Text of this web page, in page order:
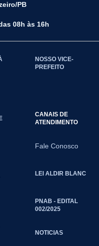
PB
08h às 16h
NOSSO VICE-
PREFEITO
CANAIS DE
ATENDIMENTO
Fale Conosco
LEI ALDIR BLANC
PNAB - EDITAL
002/2025
NOTICIAS